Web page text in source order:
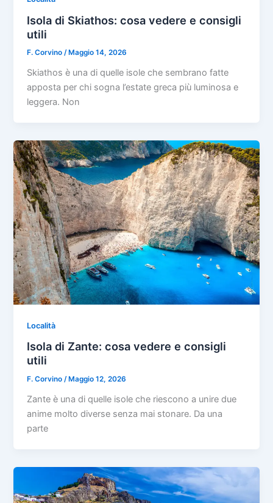
Isola di Skiathos: cosa vedere e consigli
utili
F. Corvino/ Maggio 14, 2026
Skiathos è una di quelle isole che sembrano fatte
apposta per chi sogna l’estate greca più luminosa e
leggera. Non
Località
Isola di Zante: cosa vedere e consigli
utili
F. Corvino/ Maggio 12, 2026
Zante è una di quelle isole che riescono a unire due
anime molto diverse senza mai stonare. Da una
parte